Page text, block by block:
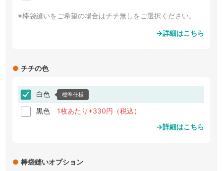
※棒袋縫いをご希望の場合はチチ無しをご選択ください。
→詳細はこちら
● チチの色
白色 標準仕様
黒色 1枚あたり+330円（税込）
→詳細はこちら
● 棒袋縫いオプション